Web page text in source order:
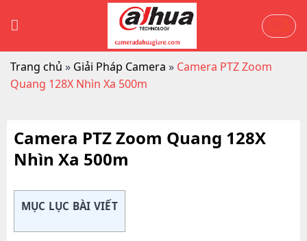
Trang chủ » Giải Pháp Camera » Camera PTZ Zoom
Quang 128X Nhìn Xa 500m
Camera PTZ Zoom Quang 128X
Nhìn Xa 500m
MỤC LỤC BÀI VIẾT